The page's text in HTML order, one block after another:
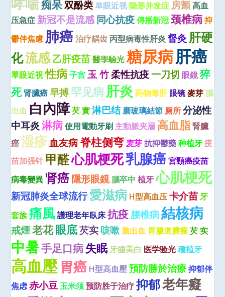
痴呆双酚类 单眼近视 隐形并发症 房颤 高血
压急症 新冠不是流感同心抗疫 傳播新冠 颈椎病 抑
鬱伴焦慮 肺癌 治疗龋齿 丙型病毒性肝炎 督灸 肝硬
化流感乙肝疫苗 醫學驗光 糖尿病肝癌
單眼近視性病 子宫 玉 竹柔性抗疫一刀切 眼鏡猝
死肾臟癌 早搏罕见病肝炎 药物毒肝 眼镜麥芽 腦
出血 白內障芡 實 淋巴结 磨玻璃結節 厕所 分泌性
中耳炎 淋病 使用電動牙刷 主動脈夾層 高血脂 腎臟
癌 湿疹血友病脊柱侧弯 麦芽 抗抑鬱藥 种植牙 疫
苗加强针 甲醛心肌梗死乳腺癌 宮頸癌疫苗
病毒變異 肾癌隱形眼鏡 腦卒中 植牙 心肌梗死
新冠肺炎全球流行愛滋病 H型高血压 卡介苗 牙
套族 痛風 護理老年臥床抗疫腰椎病結核病
戒煙老花眼底芡实咳嗽 脑出血 胃腸道腫瘤 芡 实
中暑手足口病失眠牙齒美白 医学验光 種植牙
高血壓胃癌 H型高血壓 預防勝於治療 抑郁伴
焦虑赤小豆 玉米须 预防胜于治疗 抑郁老年癡